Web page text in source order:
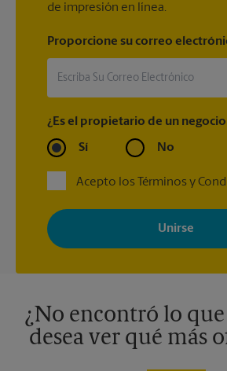
de impresión en línea.
Proporcione su correo
¿Es el propietario de un
Sí No
Acepto los Términos y
Al registrarse, acepta recibir correos
Store con noticias, ofertas especiales,
adaptados a sus intereses. Puede darse de
momento. Para más información, consulte
¿No encontró lo que
desea ver qué más